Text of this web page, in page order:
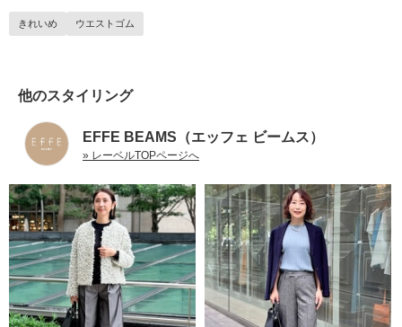
きれいめ ウエストゴム
他のスタイリング
EFFE BEAMS（エッフェ ビームス）
» レーベルTOPページへ